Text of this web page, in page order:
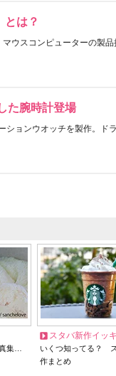
とは？
ウスコンピューターの製品
た腕時計登場
ションウオッチを製作。ド
集…
スタバ新作イッ
いくつ知ってる？
作まとめ